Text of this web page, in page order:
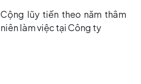
Cộng lũy tiến theo năm thâm
niên làm việc tại Công ty